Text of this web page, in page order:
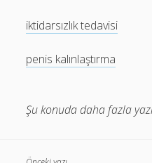
iktidarsızlık tedavisi
penis kalınlaştırma
Şu konuda daha fazla